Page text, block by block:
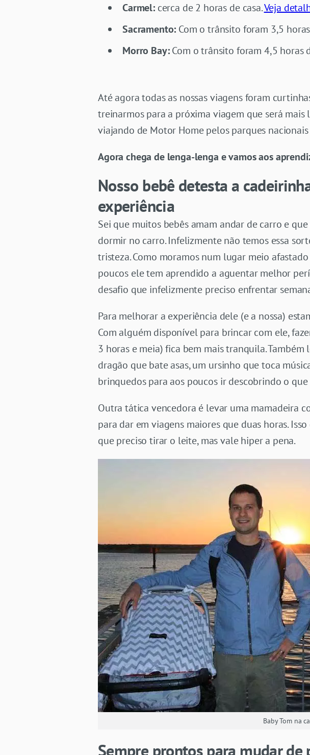
Carmel:cerca de 2 horas de casa.Veja
Sacramento: Com o trânsito foram 3,5
Morro Bay:Com o trânsito foram 4,5 horas
Até agora todas as nossas viagens foram
treinarmos para a próxima viagem que será
viajando de Motor Home pelos parques
Agora chega de lenga-lenga e vamos aos
Nosso bebê detesta a
experiência
Sei que muitos bebês amam andar de carro e
dormir no carro. Infelizmente não temos essa
tristeza. Como moramos num lugar meio
poucos ele tem aprendido a aguentar melhor
desafio que infelizmente preciso enfrentar
Para melhorar a experiência dele (e a nossa)
Com alguém disponível para brincar com ele,
3 horas e meia) fica bem mais tranquila.
dragão que bate asas, um ursinho que toca
brinquedos para aos poucos ir descobrindo o
Outra tática vencedora é levar uma mamadeira
para dar em viagens maiores que duas horas.
que preciso tirar o leite, mas vale hiper a pena.
Baby Tom na
Sempre prontos para mudar de